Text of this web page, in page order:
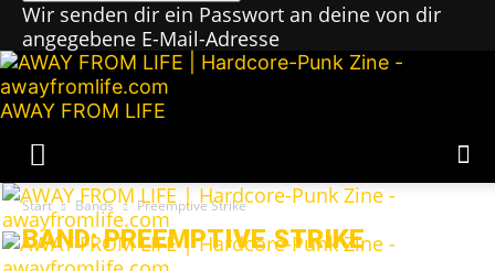
Wir senden dir ein Passwort an deine von dir
angegebene E-Mail-Adresse
AWAY FROM LIFE
Start Bands Preemptive Strike
BAND: PREEMPTIVE STRIKE